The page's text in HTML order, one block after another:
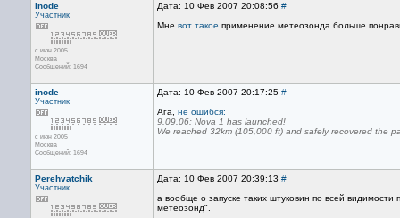
inode
Участник
с июн 2005
Москва
Сообщений: 1694
Дата: 10 Фев 2007 20:08:56 #
Мне вот такое применение метеозонда больше
inode
Участник
с июн 2005
Москва
Сообщений: 1694
Дата: 10 Фев 2007 20:17:25 #
Ага, не ошибся:
9.09.06: Nova 1 has launched!
We reached 32km (105,000 ft) and safely recovered the
Perehvatchik
Участник
Дата: 10 Фев 2007 20:39:13 #
а вообще о запуске таких штуковин по всей
метеозонд".